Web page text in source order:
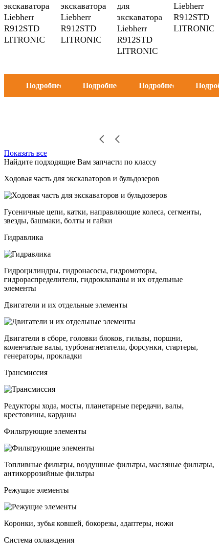
экскаватора
Liebherr
R912STD
LITRONIC
Подробнее
экскаватора
Liebherr
R912STD
LITRONIC
Подробнее
для
экскаватора
Liebherr
R912STD
LITRONIC
Подробнее
Liebherr
R912STD
LITRONIC
Показать все
Найдите подходящие Вам запчасти по классу
Ходовая часть для экскаваторов и бульдозеров
Гусеничные цепи, катки, направляющие колеса, сегменты,
звезды, башмаки, болты и гайки
Гидравлика
Гидроцилиндры, гидронасосы, гидромоторы,
гидрораспределители, гидроклапаны и их отдельные
элементы
Двигатели и их отдельные элементы
Двигатели в сборе, головки блоков, гильзы, поршни,
коленчатые валы, турбонагнетатели, форсунки, стартеры,
генераторы, прокладки
Трансмиссия
Редукторы хода, мосты, планетарные передачи, валы,
крестовины, карданы
Фильтрующие элементы
Топливные фильтры, воздушные фильтры, масляные фильтры,
антикоррозийные фильтры
Режущие элементы
Коронки, зубья ковшей, бокорезы, адаптеры, ножи
Система охлаждения